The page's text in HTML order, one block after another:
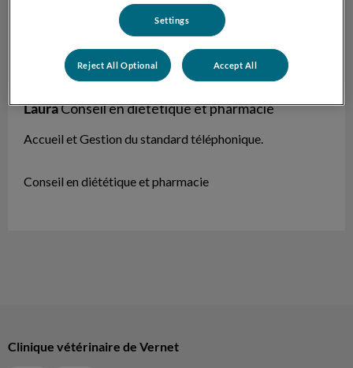
LauraConseil en diététique et pharmacie
Accueil et Gestion du standard téléphonique.
Conseil en diététique et pharmacie
Clinique vétérinaire de Vernet
Settings
Reject All Optional Accept All